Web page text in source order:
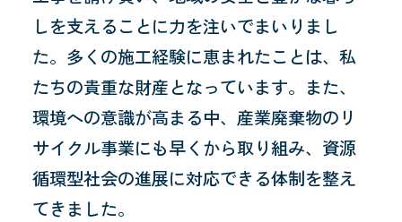
しを支えることに力を注いでまいりまし
た。多くの施工経験に恵まれたことは、私
たちの貴重な財産となっています。また、
環境への意識が高まる中、産業廃棄物のリ
サイクル事業にも早くから取り組み、資源
循環型社会の進展に対応できる体制を整え
てきました。